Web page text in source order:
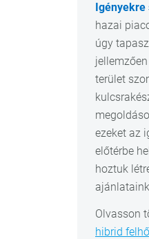
Igényekre
hazai
úgy
terület
ezeket az
előtérbe
hoztuk
Olvasson
hibrid